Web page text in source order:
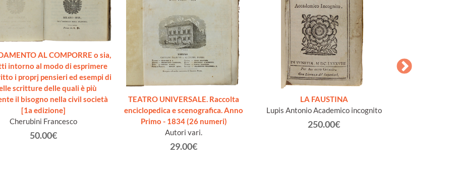
AL COMPORRE o sia,
intorno al modo di esprimere
i proprj pensieri ed esempi di
scritture delle quali è più
il bisogno nella civil società
[1a edizione]
Cherubini Francesco
50.00€
TEATRO UNIVERSALE. Raccolta
enciclopedica e scenografica. Anno
Primo - 1834 (26 numeri)
Autori vari.
29.00€
LA FAUSTINA
Lupis Antonio Academico incognito
250.00€